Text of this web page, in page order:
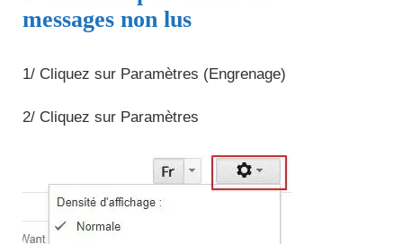
messages non lus
1/ Cliquez sur Paramètres (Engrenage)
2/ Cliquez sur Paramètres